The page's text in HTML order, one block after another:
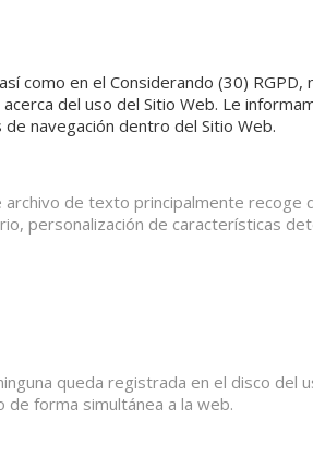
como en el Considerando (30)
del uso del Sitio Web. Le
navegación dentro del Sitio Web.
de texto principalmente recoge
personalización de características
queda registrada en el disco del
forma simultánea a la web.